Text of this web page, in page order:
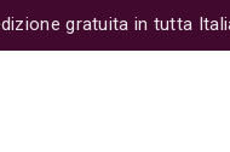
gratuita in tutta